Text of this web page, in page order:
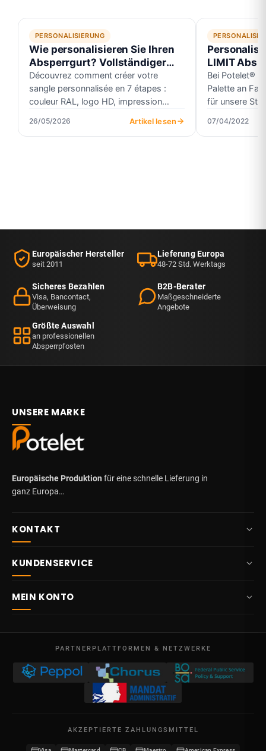
PERSONALISIERUNG
Wie personalisieren Sie Ihren
Absperrgurt? Vollständiger
Konfigurator-Leitfaden
Découvrez comment créer votre
sangle personnalisée en 7 étapes :
couleur RAL, logo HD, impression
ligne…
26/05/2026 Artikel lesen
LIMIT
Bei Potelet®
Palette an
für unsere
07/04/2022
Europäischer Hersteller
seit 2011
Lieferung Europa
48-72 Std. Werktags
Sicheres Bezahlen
Visa, Bancontact,
Überweisung
B2B-Berater
Maßgeschneiderte
Angebote
Größte Auswahl
an professionellen
Absperrpfosten
UNSERE MARKE
Europäische Produktion für eine schnelle Lieferung in
ganz Europa…
KONTAKT
Route Mitoyenne 414
Mo – Fr
09:00 – 17:00
USt-IdNr. BE 0641.740.320 - Lüttich
KUNDENSERVICE
Lieferung
AGB
Datenschutz
MEIN KONTO
Meine Gutschriften
Meine Gutscheine
PARTNERPLATTFORMEN & NETZWERKE
AKZEPTIERTE ZAHLUNGSMITTEL